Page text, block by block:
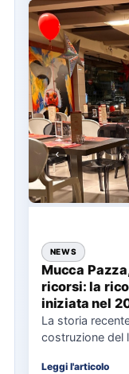
NEWS
Mucca
ricorsi: la
iniziata nel
La storia
costruzione del
Leggi l'articolo